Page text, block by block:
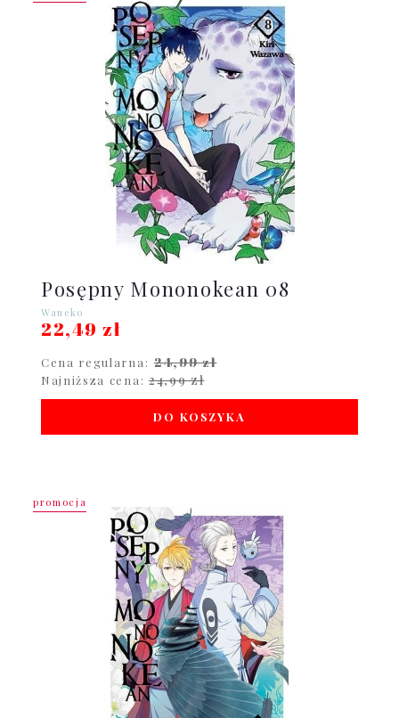
Posępny Mononokean 08
Waneko
22,49 zł
Cena regularna: 24,99 zł
Najniższa cena: 24,99 zł
DO KOSZYKA
promocja